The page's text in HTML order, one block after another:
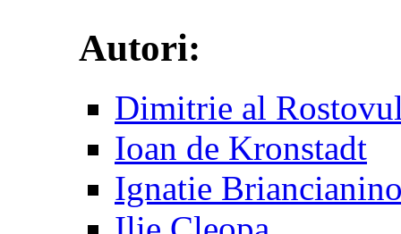
Autori:
Dimitrie al
Ioan de Kronstadt
Ignatie